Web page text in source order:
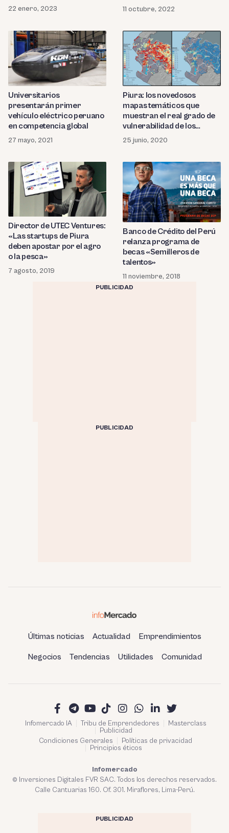
22 enero, 2023 11 octubre, 2022
Universitarios
presentarán primer
vehículo eléctrico peruano
en competencia global
27 mayo, 2021
Piura: los novedosos
mapas temáticos que
muestran el real grado de
vulnerabilidad de los
piuranos
25 junio, 2020
Director de UTEC Ventures:
«Las startups de Piura
deben apostar por el agro
o la pesca»
7 agosto, 2019
Banco de Crédito del Perú
relanza programa de
becas «Semilleros de
talentos»
11 noviembre, 2018
PUBLICIDAD
PUBLICIDAD
Últimas noticias Actualidad Emprendimientos
Negocios Tendencias Utilidades Comunidad
Infomercado IA Tribu de Emprendedores
Masterclass
Publicidad
Condiciones Generales
Políticas de privacidad
Principios éticos
Infomercado
© Inversiones Digitales FVR SAC. Todos los derechos reservados.
Calle Cantuarias 160. Of. 301. Miraflores, Lima-Perú.
PUBLICIDAD